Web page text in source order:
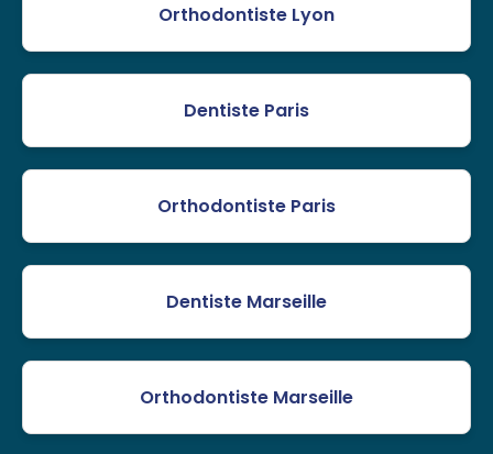
Orthodontiste Lyon
Dentiste Paris
Orthodontiste Paris
Dentiste Marseille
Orthodontiste Marseille